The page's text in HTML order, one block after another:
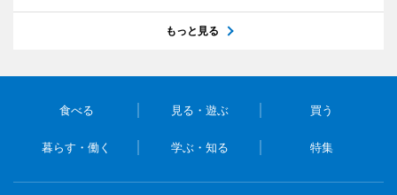
もっと見る
食べる 見る・遊ぶ 買う
暮らす・働く 学ぶ・知る 特集